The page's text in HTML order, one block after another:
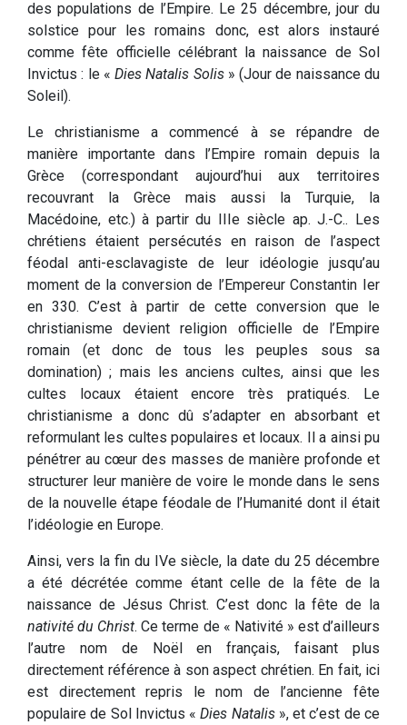
des populations de l’Empire. Le 25 décembre, jour du
solstice pour les romains donc, est alors instauré
comme fête officielle célébrant la naissance de Sol
Invictus : le «Dies Natalis Solis» (Jour de naissance du
Soleil).
Le christianisme a commencé à se répandre de
manière importante dans l’Empire romain depuis la
Grèce (correspondant aujourd’hui aux territoires
recouvrant la Grèce mais aussi la Turquie, la
Macédoine, etc.) à partir du IIIe siècle ap. J.-C.. Les
chrétiens étaient persécutés en raison de l’aspect
féodal anti-esclavagiste de leur idéologie jusqu’au
moment de la conversion de l’Empereur Constantin Ier
en 330. C’est à partir de cette conversion que le
christianisme devient religion officielle de l’Empire
romain (et donc de tous les peuples sous sa
domination) ; mais les anciens cultes, ainsi que les
cultes locaux étaient encore très pratiqués. Le
christianisme a donc dû s’adapter en absorbant et
reformulant les cultes populaires et locaux. Il a ainsi pu
pénétrer au cœur des masses de manière profonde et
structurer leur manière de voire le monde dans le sens
de la nouvelle étape féodale de l’Humanité dont il était
l’idéologie en Europe.
Ainsi, vers la fin du IVe siècle, la date du 25 décembre
a été décrétée comme étant celle de la fête de la
naissance de Jésus Christ. C’est donc la fête de la
nativité du Christ. Ce terme de « Nativité » est d’ailleurs
l’autre nom de Noël en français, faisant plus
directement référence à son aspect chrétien. En fait, ici
est directement repris le nom de l’ancienne fête
populaire de Sol Invictus «Dies Natalis», et c’est de ce